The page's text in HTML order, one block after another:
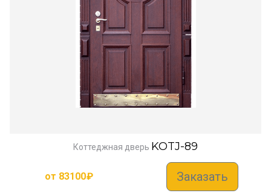
Коттеджная дверь KOTJ-89
от 83100₽ Заказать